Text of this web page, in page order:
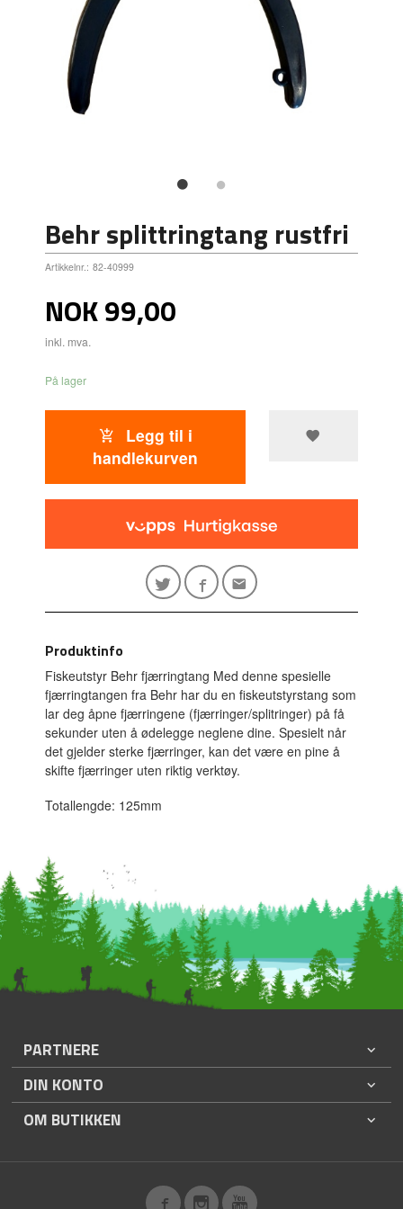
Behr splittringtang rustfri
Artikkelnr.: 82-40999
Pris
NOK99,00
inkl. mva.
På lager
Legg til i
handlekurven
Produktinfo
Fiskeutstyr Behr fjærringtang Med denne spesielle
fjærringtangen fra Behr har du en fiskeutstyrstang som
lar deg åpne fjærringene (fjærringer/splitringer) på få
sekunder uten å ødelegge neglene dine. Spesielt når
det gjelder sterke fjærringer, kan det være en pine å
skifte fjærringer uten riktig verktøy.
Totallengde: 125mm
PARTNERE
DIN KONTO
OM BUTIKKEN